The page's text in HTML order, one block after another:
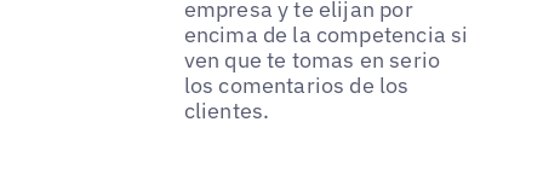
empresa y te elijan por
encima de la competencia si
ven que te tomas en serio
los comentarios de los
clientes.